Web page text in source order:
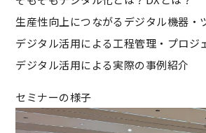
生産性向上につながるデジタル機器・
デジタル活用による工程管理・プロジ
デジタル活用による実際の事例紹介
セミナーの様子